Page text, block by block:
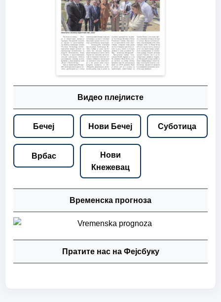
Видео плејлисте
Бечеј Нови Бечеј Суботица
Врбас
Нови
Кнежевац
Временска прогноза
Пратите нас на Фејсбуку